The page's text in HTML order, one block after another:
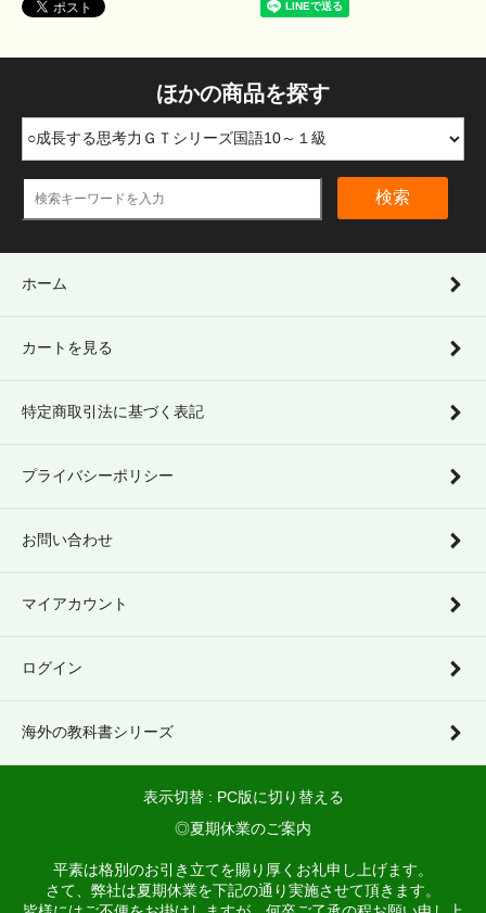
ほかの商品を探す
検索
ホーム
カートを見る
特定商取引法に基づく表記
プライバシーポリシー
お問い合わせ
マイアカウント
ログイン
海外の教科書シリーズ
表示切替 : PC版に切り替える
◎夏期休業のご案内
平素は格別のお引き立てを賜り厚くお礼申し上げます。
さて、弊社は夏期休業を下記の通り実施させて頂きます。